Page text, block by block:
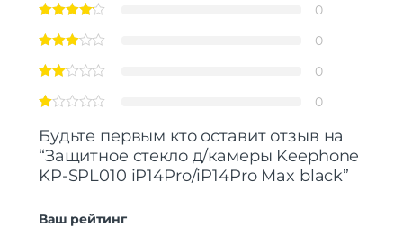
0
0
0
0
Будьте первым кто оставит отзыв на
“Защитнoe cтекло д/камеры Keephone
KP-SPL010 iP14Pro/iP14Pro Max black”
Ваш рейтинг